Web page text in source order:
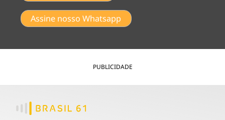
Assine nosso Whatsapp
PUBLICIDADE